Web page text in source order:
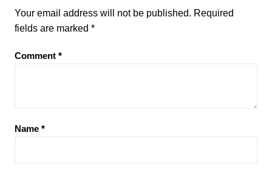
Your email address will not be published. Required
fields are marked *
Comment *
Name *